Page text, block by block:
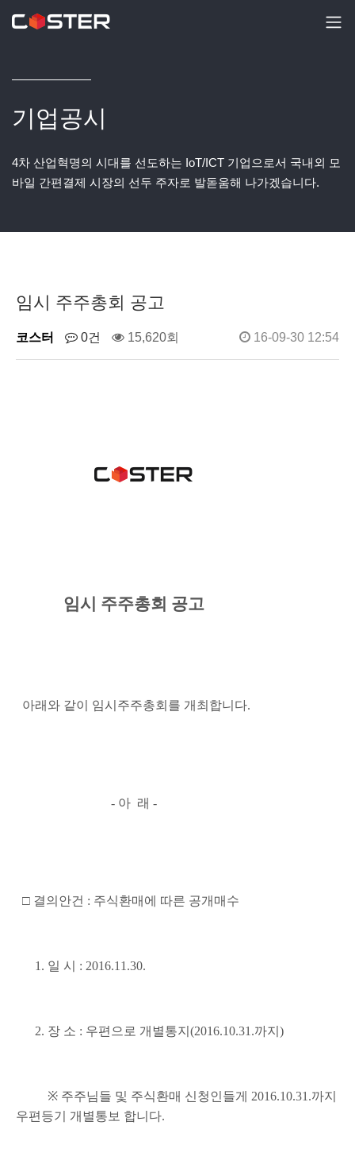
기업공시
4차 산업혁명의 시대를 선도하는 IoT/ICT 기업으로서 국내외 모
바일 간편결제 시장의 선두 주자로 발돋움해 나가겠습니다.
임시 주주총회 공고
코스터 0건 15,620회 16-09-30 12:54
임시 주주총회 공고
아래와 같이 임시주주총회를 개최합니다.
- 아 래 -
□ 결의안건 : 주식환매에 따른 공개매수
1. 일 시 : 2016.11.30.
2. 장 소 : 우편으로 개별통지 (2016.10.31.까지 )
※ 주주님들 및 주식환매 신청인들게 2016.10.31.까지
우편등기 개별통보 합니다.